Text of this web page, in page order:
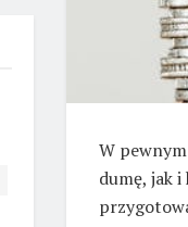
W
dumę, jak